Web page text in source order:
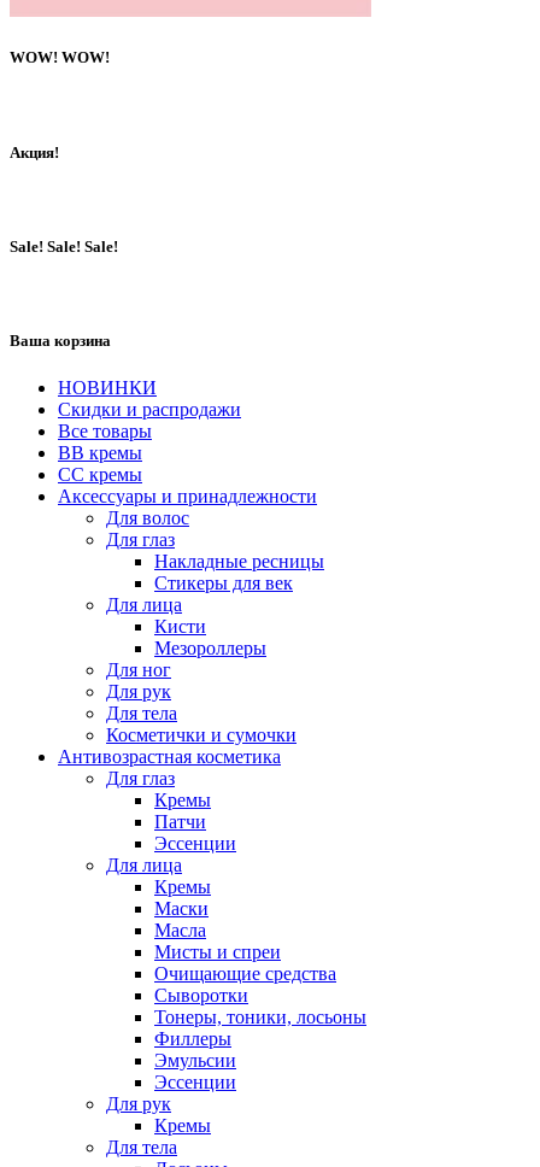
WOW! WOW!
Акция!
Sale! Sale! Sale!
Ваша корзина
НОВИНКИ
Скидки и распродажи
Все товары
BB кремы
CC кремы
Аксессуары и принадлежности
Для волос
Для глаз
Накладные ресницы
Стикеры для век
Для лица
Кисти
Мезороллеры
Для ног
Для рук
Для тела
Косметички и сумочки
Антивозрастная косметика
Для глаз
Кремы
Патчи
Эссенции
Для лица
Кремы
Маски
Масла
Мисты и спреи
Очищающие средства
Сыворотки
Тонеры, тоники, лосьоны
Филлеры
Эмульсии
Эссенции
Для рук
Кремы
Для тела